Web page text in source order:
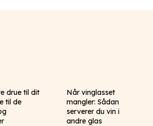
drue til dit
til de
Når vinglasset
mangler: Sådan
serverer du vin i
andre glas